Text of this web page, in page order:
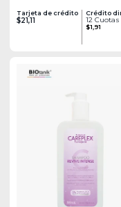
Tarjeta de crédito
$21,11
Crédito
12 Cuotas
$1,91